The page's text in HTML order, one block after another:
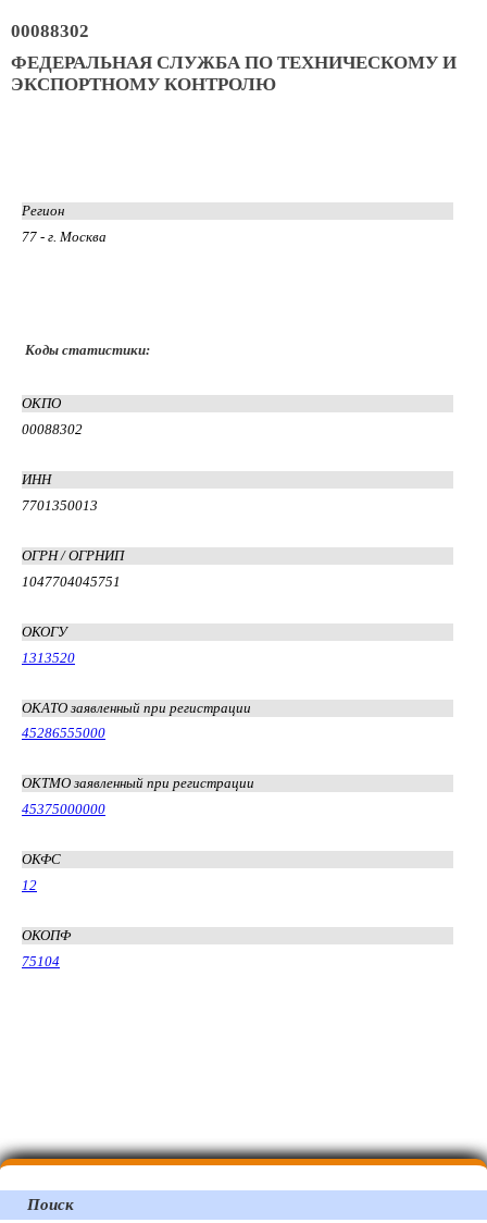
00088302
ФЕДЕРАЛЬНАЯ СЛУЖБА ПО ТЕХНИЧЕСКОМУ И
ЭКСПОРТНОМУ КОНТРОЛЮ
Регион
77 - г. Москва
Коды статистики:
ОКПО
00088302
ИНН
7701350013
ОГРН / ОГРНИП
1047704045751
ОКОГУ
1313520
ОКАТО заявленный при регистрации
45286555000
ОКТМО заявленный при регистрации
45375000000
ОКФС
12
ОКОПФ
75104
Поиск